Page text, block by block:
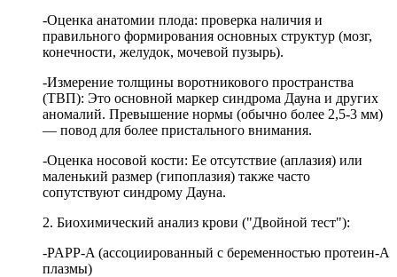
-Оценка анатомии плода: проверка наличия и
правильного формирования основных структур (мозг,
конечности, желудок, мочевой пузырь).
-Измерение толщины воротникового пространства
(ТВП): Это основной маркер синдрома Дауна и других
аномалий. Превышение нормы (обычно более 2,5-3 мм)
— повод для более пристального внимания.
-Оценка носовой кости: Ее отсутствие (аплазия) или
маленький размер (гипоплазия) также часто
сопутствуют синдрому Дауна.
2. Биохимический анализ крови ("Двойной тест"):
-PAPP-A (ассоциированный с беременностью протеин-А
плазмы)